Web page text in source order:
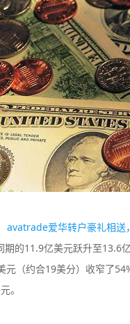
avatrade爱华转户豪礼相送
的11.9亿美元跃升至13.6
元（约合19美分）收窄了
。